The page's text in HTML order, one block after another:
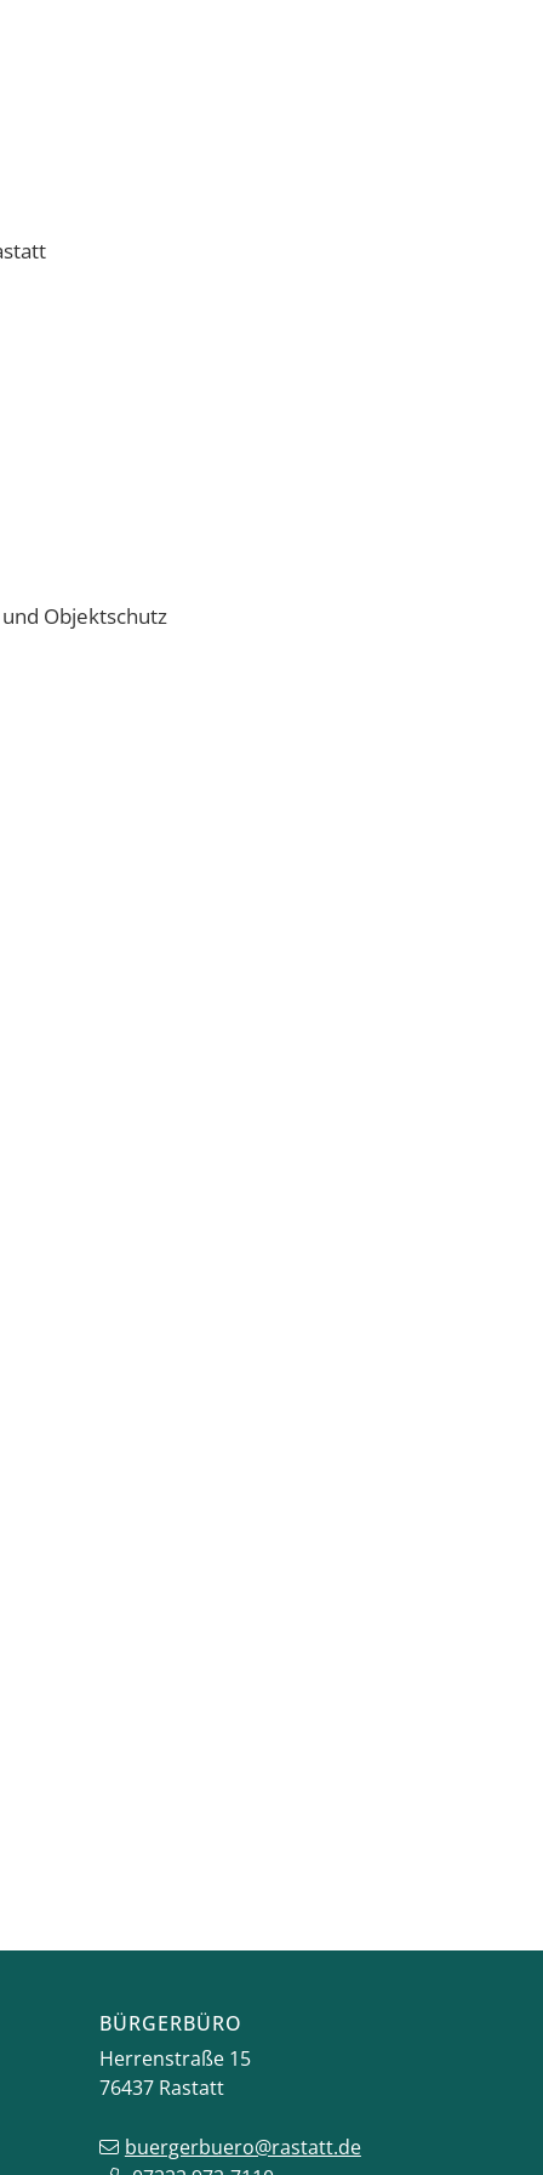
Objektschutz
BÜRGERBÜRO
Herrenstraße 15
76437 Rastatt
buergerbuero@rastatt.de